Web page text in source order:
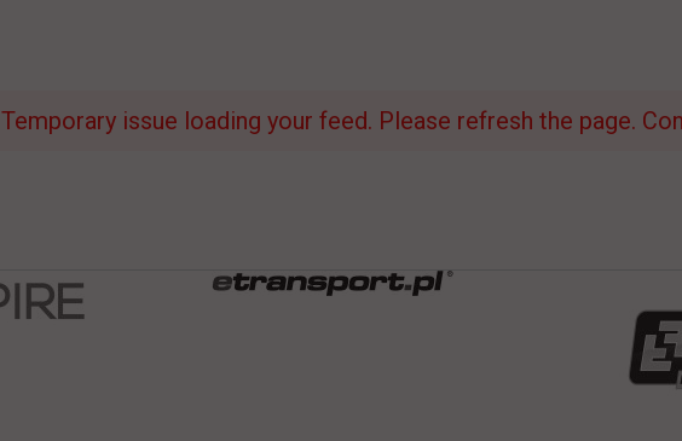
Temporary issue loading your feed. Please refresh the page.